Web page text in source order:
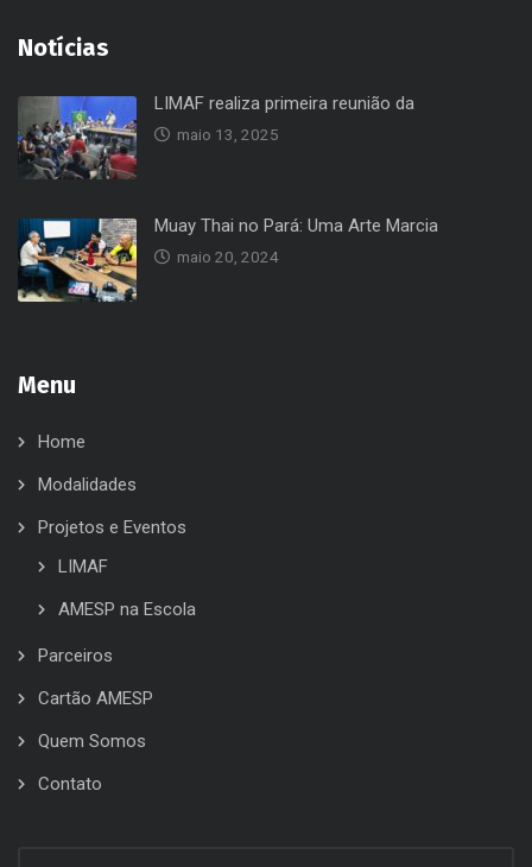
Notícias
LIMAF realiza primeira reunião da
maio 13, 2025
Muay Thai no Pará: Uma Arte Marcia
maio 20, 2024
Menu
Home
Modalidades
Projetos e Eventos
LIMAF
AMESP na Escola
Parceiros
Cartão AMESP
Quem Somos
Contato